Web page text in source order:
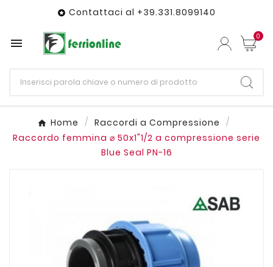
 Contattaci al +39.331.8099140
 0
Home
Raccordi a Compressione
Raccordo femmina ⌀ 50x1"1/2 a compressione serie
Blue Seal PN-16